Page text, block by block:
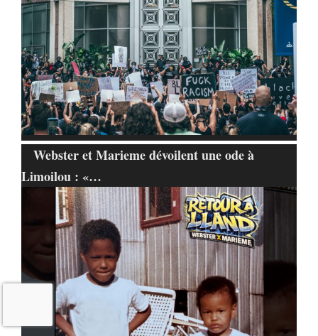
Webster et Marieme dévoilent une ode à
Limoilou : «…